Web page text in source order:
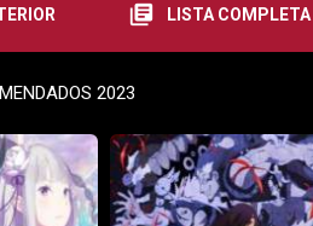
library_books LISTA COMPLETA
2023